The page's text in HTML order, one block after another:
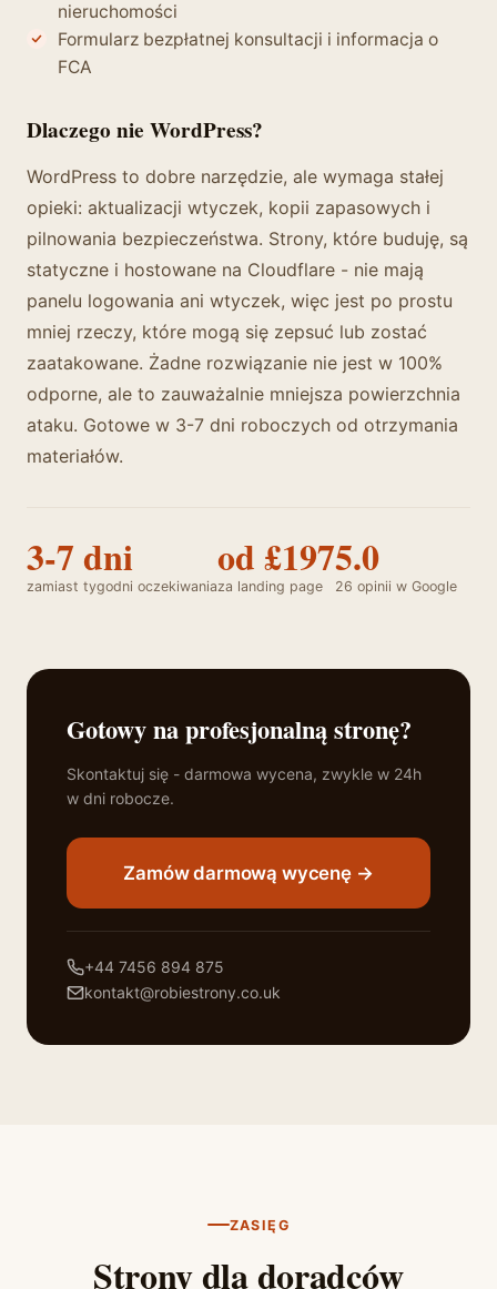
nieruchomości
Formularz bezpłatnej konsultacji i informacja o
FCA
Dlaczego nie WordPress?
WordPress to dobre narzędzie, ale wymaga stałej
opieki: aktualizacji wtyczek, kopii zapasowych i
pilnowania bezpieczeństwa. Strony, które buduję, są
statyczne i hostowane na Cloudflare - nie mają
panelu logowania ani wtyczek, więc jest po prostu
mniej rzeczy, które mogą się zepsuć lub zostać
zaatakowane. Żadne rozwiązanie nie jest w 100%
odporne, ale to zauważalnie mniejsza powierzchnia
ataku. Gotowe w 3-7 dni roboczych od otrzymania
materiałów.
3-7 dni
zamiast tygodni oczekiwania
od £197
za landing page
5.0
26 opinii w Google
Gotowy na profesjonalną stronę?
Skontaktuj się - darmowa wycena, zwykle w 24h
w dni robocze.
Zamów darmową wycenę →
+44 7456 894 875
kontakt@robiestrony.co.uk
ZASIĘG
Strony dla doradców